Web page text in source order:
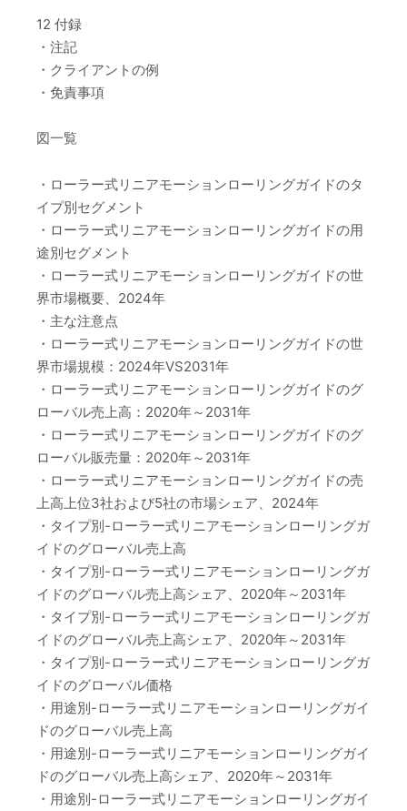
12 付録
・注記
・クライアントの例
・免責事項
図一覧
・ローラー式リニアモーションローリングガイドのタ
イプ別セグメント
・ローラー式リニアモーションローリングガイドの用
途別セグメント
・ローラー式リニアモーションローリングガイドの世
界市場概要、2024年
・主な注意点
・ローラー式リニアモーションローリングガイドの世
界市場規模：2024年VS2031年
・ローラー式リニアモーションローリングガイドのグ
ローバル売上高：2020年～2031年
・ローラー式リニアモーションローリングガイドのグ
ローバル販売量：2020年～2031年
・ローラー式リニアモーションローリングガイドの売
上高上位3社および5社の市場シェア、2024年
・タイプ別-ローラー式リニアモーションローリングガ
イドのグローバル売上高
・タイプ別-ローラー式リニアモーションローリングガ
イドのグローバル売上高シェア、2020年～2031年
・タイプ別-ローラー式リニアモーションローリングガ
イドのグローバル売上高シェア、2020年～2031年
・タイプ別-ローラー式リニアモーションローリングガ
イドのグローバル価格
・用途別-ローラー式リニアモーションローリングガイ
ドのグローバル売上高
・用途別-ローラー式リニアモーションローリングガイ
ドのグローバル売上高シェア、2020年～2031年
・用途別-ローラー式リニアモーションローリングガイ